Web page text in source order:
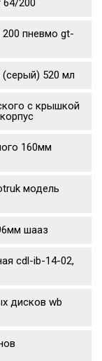
200
200 пневмо gt-
(серый) 520 мл
с крышкой
160мм
модель
шааз
cdl-ib-14-02,
дисков wb